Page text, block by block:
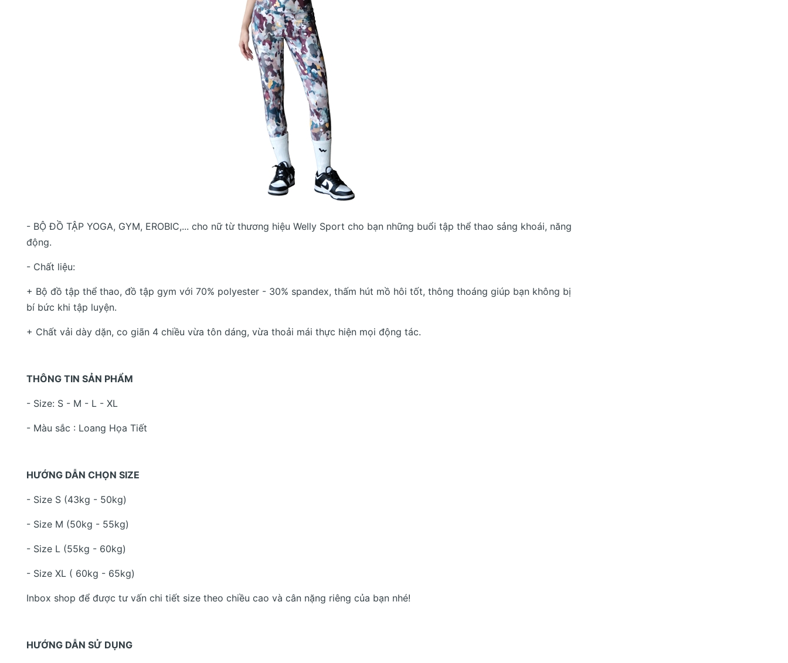
- BỘ ĐỒ TẬP YOGA, GYM, EROBIC,... cho nữ từ thương hiệu Welly Sport cho bạn những buổi tập thể thao sảng khoái, năng
động.
- Chất liệu:
+ Bộ đồ tập thể thao, đồ tập gym với 70% polyester - 30% spandex, thấm hút mồ hôi tốt, thông thoáng giúp bạn không bị
bí bức khi tập luyện.
+ Chất vải dày dặn, co giãn 4 chiều vừa tôn dáng, vừa thoải mái thực hiện mọi động tác.
THÔNG TIN SẢN PHẨM
- Size: S - M - L - XL
- Màu sắc : Loang Họa Tiết
HƯỚNG DẪN CHỌN SIZE
- Size S (43kg - 50kg)
- Size M (50kg - 55kg)
- Size L (55kg - 60kg)
- Size XL ( 60kg - 65kg)
Inbox shop để được tư vấn chi tiết size theo chiều cao và cân nặng riêng của bạn nhé!
HƯỚNG DẪN SỬ DỤNG